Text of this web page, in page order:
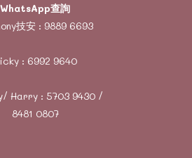
WhatsApp查詢
技安 : 9889 6693
: 6992 9640
Harry : 5703 9430/
8481 0807